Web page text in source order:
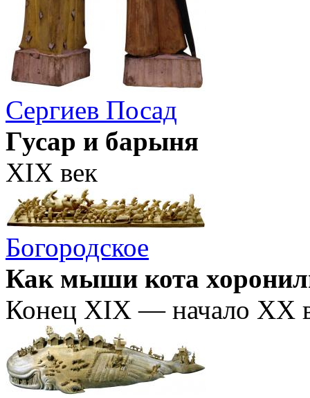
Сергиев Посад
Гусар и барыня
XIX век
Богородское
Как мыши кота
Конец XIX — начало ХХ